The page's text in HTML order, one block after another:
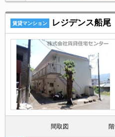
賃貸マンション レジデンス船尾
間取図 階